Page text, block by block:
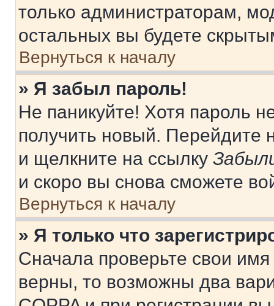
только администраторам,
остальных вы будете
Вернуться к началу
» Я забыл пароль!
Не паникуйте! Хотя пароль
получить новый. Перейдите
и щелкните на ссылку
и скоро вы снова сможете
Вернуться к началу
» Я только что
Сначала проверьте свои
верны, то возможны два